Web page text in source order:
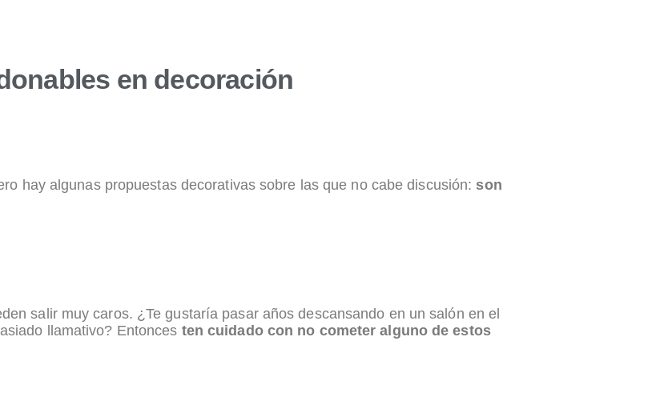
en decoración
hay algunas propuestas decorativas sobre las que no cabe discusión: son
salir muy caros. ¿Te gustaría pasar años descansando en un salón en el
llamativo? Entonces ten cuidado con no cometer alguno de estos